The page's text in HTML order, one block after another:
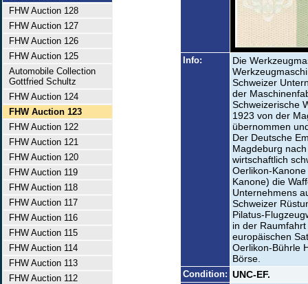
FHW Auction 128
FHW Auction 127
FHW Auction 126
FHW Auction 125
Automobile Collection
Gottfried Schultz
FHW Auction 124
FHW Auction 123
FHW Auction 122
FHW Auction 121
FHW Auction 120
FHW Auction 119
FHW Auction 118
FHW Auction 117
FHW Auction 116
FHW Auction 115
FHW Auction 114
FHW Auction 113
FHW Auction 112
Info:
Die
Schweizer
der
Schweizerische
1923 von der
übernommen
Der Deutsche
Magdeburg
wirtschaftlich
Oerlikon-
Kanone) die
Unternehmens
Schweizer
Pilatus-
in der
europäischen
Oerlikon-Bührle
Börse.
Condition: UNC-EF.